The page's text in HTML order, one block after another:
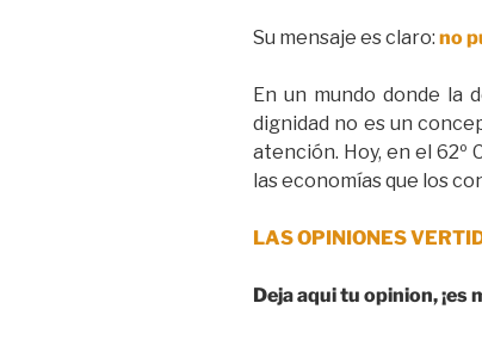
Su mensaje es claro: no
En un mundo donde la
dignidad no es un
atención. Hoy, en el 62º
las economías que los
LAS OPINIONES
Deja aqui tu opinion,